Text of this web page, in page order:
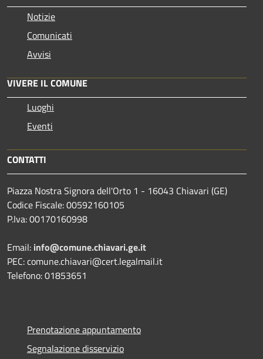
Notizie
Comunicati
Avvisi
VIVERE IL COMUNE
Luoghi
Eventi
CONTATTI
Piazza Nostra Signora dell'Orto 1 - 16043 Chiavari (GE)
Codice Fiscale: 00592160105
P.Iva: 00170160998
Email: info@comune.chiavari.ge.it
PEC: comune.chiavari@cert.legalmail.it
Telefono: 01853651
Prenotazione appuntamento
Segnalazione disservizio